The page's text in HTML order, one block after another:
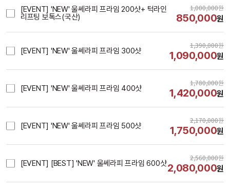
[EVENT] 'NEW' 울쎄라피 프라임 200샷+ 턱라인
리프팅 보톡스(국산)
1,000,000원
850,000원
[EVENT] 'NEW' 울쎄라피 프라임 300샷
1,390,000원
1,090,000원
[EVENT] 'NEW' 울쎄라피 프라임 400샷
1,780,000원
1,420,000원
[EVENT] 'NEW' 울쎄라피 프라임 500샷
2,170,000원
1,750,000원
[EVENT] [BEST] 'NEW' 울쎄라피 프라임 600샷
2,560,000원
2,080,000원